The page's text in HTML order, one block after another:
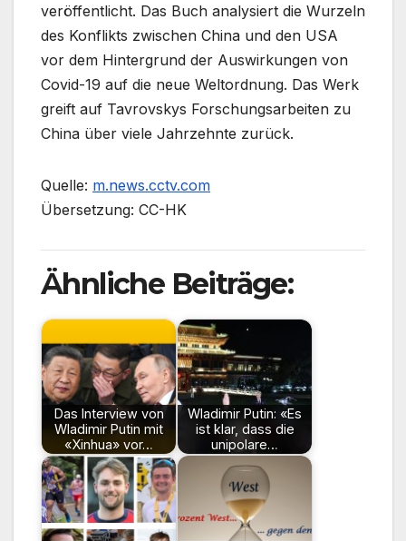
veröffentlicht. Das Buch analysiert die Wurzeln
des Konflikts zwischen China und den USA
vor dem Hintergrund der Auswirkungen von
Covid-19 auf die neue Weltordnung. Das Werk
greift auf Tavrovskys Forschungsarbeiten zu
China über viele Jahrzehnte zurück.
Quelle: m.news.cctv.com
Übersetzung: CC-HK
Ähnliche Beiträge:
Das Interview von
Wladimir Putin mit
«Xinhua» vor…
Wladimir Putin: «Es
ist klar, dass die
unipolare…